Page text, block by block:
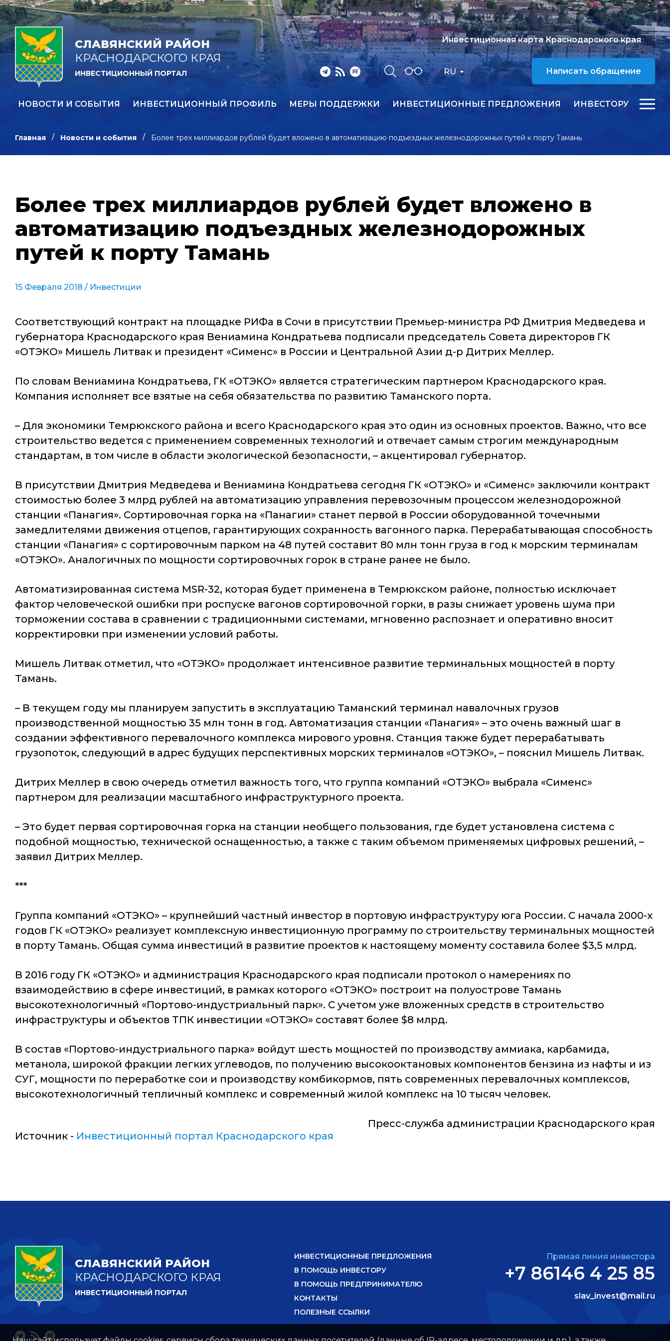
СЛАВЯНСКИЙ РАЙОН
КРАСНОДАРСКОГО КРАЯ
ИНВЕСТИЦИОННЫЙ ПОРТАЛ RU
Инвестиционная карта Краснодарского края
Написать обращение
НОВОСТИ И СОБЫТИЯ ИНВЕСТИЦИОННЫЙ ПРОФИЛЬ МЕРЫ ПОДДЕРЖКИ ИНВЕСТИЦИОННЫЕ ПРЕДЛОЖЕНИЯ ИНВЕСТОРУ
Главная Новости и события Более трех миллиардов рублей будет вложено в автоматизацию подъездных железнодорожных путей к порту Тамань
Более трех миллиардов рублей будет вложено в
автоматизацию подъездных железнодорожных
путей к порту Тамань
15 Февраля 2018 / Инвестиции
Соответствующий контракт на площадке РИФа в Сочи в присутствии Премьер-министра РФ Дмитрия Медведева и
губернатора Краснодарского края Вениамина Кондратьева подписали председатель Совета директоров ГК
«ОТЭКО» Мишель Литвак и президент «Сименс» в России и Центральной Азии д-р Дитрих Меллер.
По словам Вениамина Кондратьева, ГК «ОТЭКО» является стратегическим партнером Краснодарского края.
Компания исполняет все взятые на себя обязательства по развитию Таманского порта.
– Для экономики Темрюкского района и всего Краснодарского края это один из основных проектов. Важно, что все
строительство ведется с применением современных технологий и отвечает самым строгим международным
стандартам, в том числе в области экологической безопасности, – акцентировал губернатор.
В присутствии Дмитрия Медведева и Вениамина Кондратьева сегодня ГК «ОТЭКО» и «Сименс» заключили контракт
стоимостью более 3 млрд рублей на автоматизацию управления перевозочным процессом железнодорожной
станции «Панагия». Сортировочная горка на «Панагии» станет первой в России оборудованной точечными
замедлителями движения отцепов, гарантирующих сохранность вагонного парка. Перерабатывающая способность
станции «Панагия» с сортировочным парком на 48 путей составит 80 млн тонн груза в год к морским терминалам
«ОТЭКО». Аналогичных по мощности сортировочных горок в стране ранее не было.
Автоматизированная система MSR-32, которая будет применена в Темрюкском районе, полностью исключает
фактор человеческой ошибки при роспуске вагонов сортировочной горки, в разы снижает уровень шума при
торможении состава в сравнении с традиционными системами, мгновенно распознает и оперативно вносит
корректировки при изменении условий работы.
Мишель Литвак отметил, что «ОТЭКО» продолжает интенсивное развитие терминальных мощностей в порту
Тамань.
– В текущем году мы планируем запустить в эксплуатацию Таманский терминал навалочных грузов
производственной мощностью 35 млн тонн в год. Автоматизация станции «Панагия» – это очень важный шаг в
создании эффективного перевалочного комплекса мирового уровня. Станция также будет перерабатывать
грузопоток, следующий в адрес будущих перспективных морских терминалов «ОТЭКО», – пояснил Мишель Литвак.
Дитрих Меллер в свою очередь отметил важность того, что группа компаний «ОТЭКО» выбрала «Сименс»
партнером для реализации масштабного инфраструктурного проекта.
– Это будет первая сортировочная горка на станции необщего пользования, где будет установлена система с
подобной мощностью, технической оснащенностью, а также с таким объемом применяемых цифровых решений, –
заявил Дитрих Меллер.
***
Группа компаний «ОТЭКО» – крупнейший частный инвестор в портовую инфраструктуру юга России. С начала 2000-х
годов ГК «ОТЭКО» реализует комплексную инвестиционную программу по строительству терминальных мощностей
в порту Тамань. Общая сумма инвестиций в развитие проектов к настоящему моменту составила более $3,5 млрд.
В 2016 году ГК «ОТЭКО» и администрация Краснодарского края подписали протокол о намерениях по
взаимодействию в сфере инвестиций, в рамках которого «ОТЭКО» построит на полуострове Тамань
высокотехнологичный «Портово-индустриальный парк». С учетом уже вложенных средств в строительство
инфраструктуры и объектов ТПК инвестиции «ОТЭКО» составят более $8 млрд.
В состав «Портово-индустриального парка» войдут шесть мощностей по производству аммиака, карбамида,
метанола, широкой фракции легких углеводов, по получению высокооктановых компонентов бензина из нафты и из
СУГ, мощности по переработке сои и производству комбикормов, пять современных перевалочных комплексов,
высокотехнологичный тепличный комплекс и современный жилой комплекс на 10 тысяч человек.
Пресс-служба администрации Краснодарского края
Источник - Инвестиционный портал Краснодарского края
СЛАВЯНСКИЙ РАЙОН
КРАСНОДАРСКОГО КРАЯ
ИНВЕСТИЦИОННЫЙ ПОРТАЛ
ИНВЕСТИЦИОННЫЕ ПРЕДЛОЖЕНИЯ
В ПОМОЩЬ ИНВЕСТОРУ
В ПОМОЩЬ ПРЕДПРИНИМАТЕЛЮ
КОНТАКТЫ
ПОЛЕЗНЫЕ ССЫЛКИ
Прямая линия инвестора
+7 86146 4 25 85
slav_invest@mail.ru